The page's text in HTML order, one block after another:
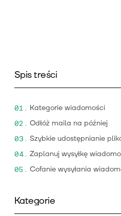
Spis treści
Kategorie wiadomości
Odłóż maila na później
Szybkie udostępnianie
Zaplanuj wysyłkę
Cofanie wysyłania
Kategorie